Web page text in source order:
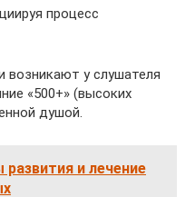
процесс
возникают у слушателя
«500+» (высоких
душой.
развития и лечение